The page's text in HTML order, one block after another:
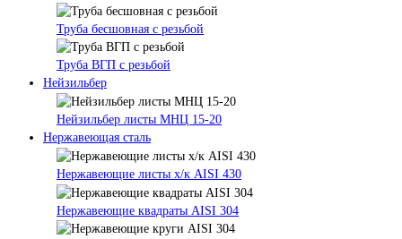
Труба бесшовная с резьбой
Труба ВГП с резьбой
Нейзильбер
Нейзильбер листы МНЦ 15-20
Нержавеющая сталь
Нержавеющие листы х/к AISI 430
Нержавеющие квадраты AISI 304